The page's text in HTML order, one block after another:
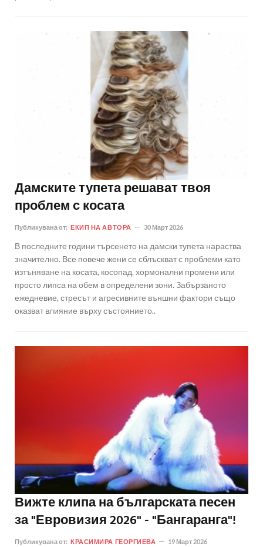
Дамските тупета решават твоя
проблем с косата
Публикувана от: ЕКИП НА АВТОРА 30 Март 2026
В последните години търсенето на дамски тупета нараства
значително. Все повече жени се сблъскват с проблеми като
изтъняване на косата, косопад, хормонални промени или
просто липса на обем в определени зони. Забързаното
ежедневие, стресът и агресивните външни фактори също
оказват влияние върху състоянието..
Вижте клипа на българската песен
за "Евровизия 2026" - "Бангаранга"!
Публикувана от: КРАСИМИРА ГЕОРГИЕВА 19 Март 2026